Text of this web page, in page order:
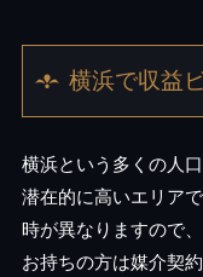
横浜で収益
横浜という多くの人
潜在的に高いエリア
時が異なりますので
お持ちの方は媒介契